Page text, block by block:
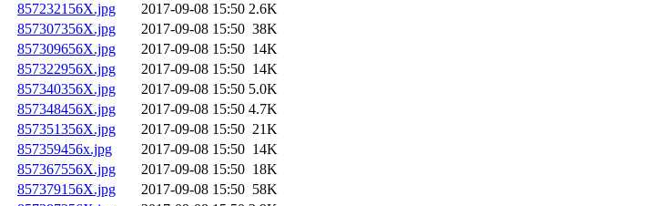
857232156X.jpg
2017-09-08 15:50 2.6K
857307356X.jpg
2017-09-08 15:50 38K
857309656X.jpg
2017-09-08 15:50 14K
857322956X.jpg
2017-09-08 15:50 14K
857340356X.jpg
2017-09-08 15:50 5.0K
857348456X.jpg
2017-09-08 15:50 4.7K
857351356X.jpg
2017-09-08 15:50 21K
857359456x.jpg
2017-09-08 15:50 14K
857367556X.jpg
2017-09-08 15:50 18K
857379156X.jpg
2017-09-08 15:50 58K